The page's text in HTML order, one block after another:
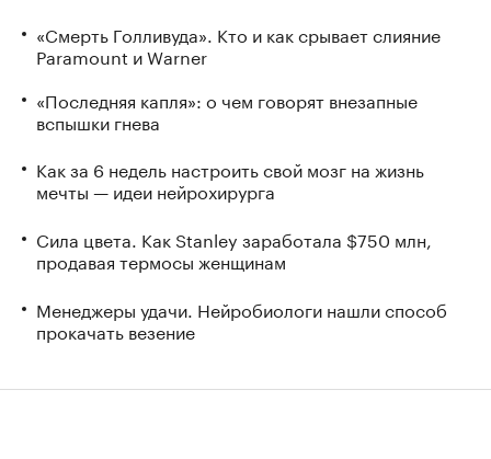
«Смерть Голливуда». Кто и как срывает слияние
Paramount и Warner
«Последняя капля»: о чем говорят внезапные
вспышки гнева
Как за 6 недель настроить свой мозг на жизнь
мечты — идеи нейрохирурга
Сила цвета. Как Stanley заработала $750 млн,
продавая термосы женщинам
Менеджеры удачи. Нейробиологи нашли способ
прокачать везение